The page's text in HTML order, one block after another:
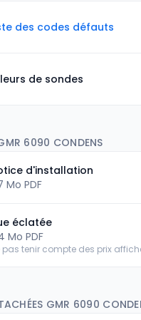
des codes défauts
de sondes
6090 CONDENS
d'installation
Mo PDF
éclatée
Mo PDF
pas tenir compte des prix
GMR 6090